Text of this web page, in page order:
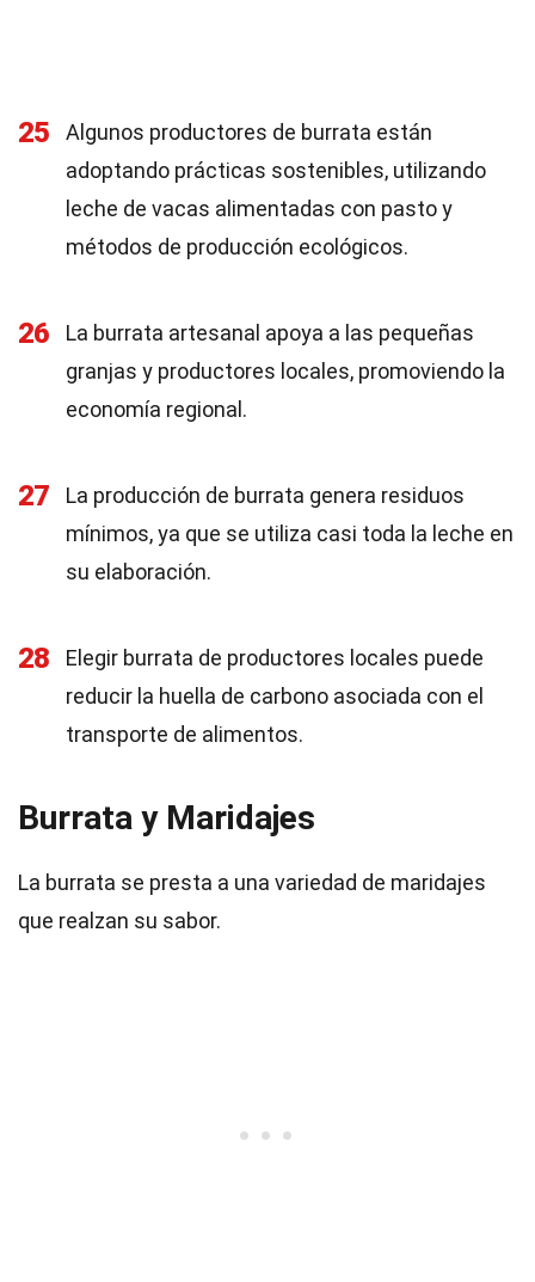
25
Algunos productores de burrata están
adoptando prácticas sostenibles, utilizando
leche de vacas alimentadas con pasto y
métodos de producción ecológicos.
26
La burrata artesanal apoya a las pequeñas
granjas y productores locales, promoviendo la
economía regional.
27
La producción de burrata genera residuos
mínimos, ya que se utiliza casi toda la leche en
su elaboración.
28
Elegir burrata de productores locales puede
reducir la huella de carbono asociada con el
transporte de alimentos.
Burrata y Maridajes
La burrata se presta a una variedad de maridajes
que realzan su sabor.